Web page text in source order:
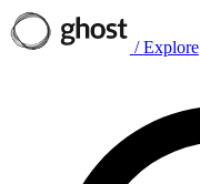
/ Explore